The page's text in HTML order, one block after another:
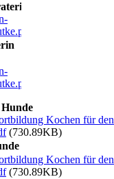
für Katzen
Kochen für den
(730.89KB)
Kochen für den
(730.89KB)